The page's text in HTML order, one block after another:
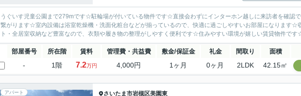
うぐいす児童公園まで279mです☆駐輪場が付いている物件です☆直接会わずにインターホン越しに来訪者を確認
繋がります☆室内設備は浴室乾燥機・洗面化粧台などが揃っているので、快適に過ごしやすいお部屋になります☆
ト・全居室収納など豊富なので、衣類や履き物の整理がしやすく便利です☆住みやすい環境が嬉しい賃貸物件で
部屋番号 所在階 賃料 管理費・共益費 敷金/保証金 礼金 間取り 面積
- 1階 7.2万円 4,000円 1ヶ月 0ヶ月 2LDK 42.15㎡
アパート さいたま市岩槻区美園東